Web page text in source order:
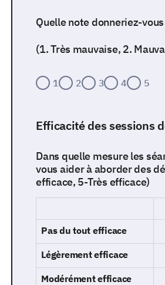
Quelle note donneriez-
(1. Très mauvaise, 2.
1 2 3 4 5
Efficacité des sessions
Dans quelle mesure les
vous aider à aborder des
efficace, 5-Très efficace)
Pas du tout efficace
Légèrement efficace
Modérément efficace